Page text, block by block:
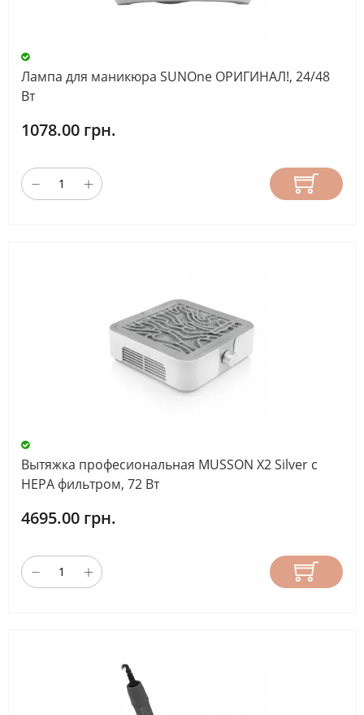
Лампа для маникюра SUNOne ОРИГИНАЛ!, 24/48
Вт
1078.00 грн.
Вытяжка професиональная MUSSON Х2 Silver с
НЕРА фильтром, 72 Вт
4695.00 грн.